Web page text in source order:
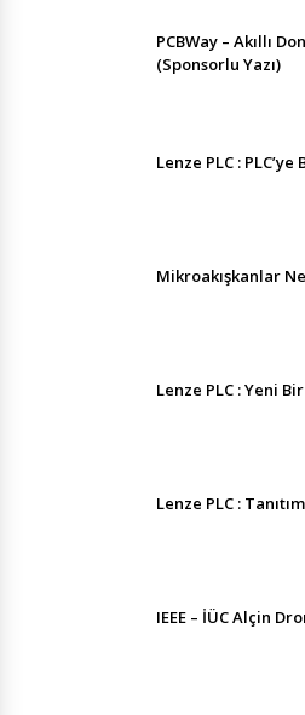
PCBWay – Akıllı
(Sponsorlu Yazı)
Lenze PLC : PLC’ye
Mikroakışkanlar
Lenze PLC : Yeni
Lenze PLC : Tanıtım
IEEE – İÜC Alçin